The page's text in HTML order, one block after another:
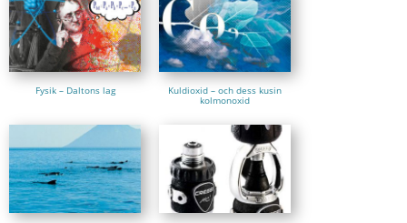
Fysik – Daltons lag Kuldioxid – och dess kusin
kolmonoxid